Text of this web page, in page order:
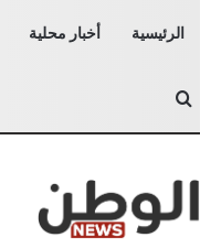
الرئيسية أخبار محلية
بحث عن